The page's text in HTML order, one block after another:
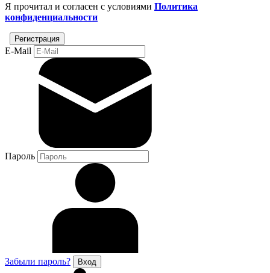
Я прочитал и согласен с условиями Политика
конфиденциальности
E-Mail
Пароль
Забыли пароль?